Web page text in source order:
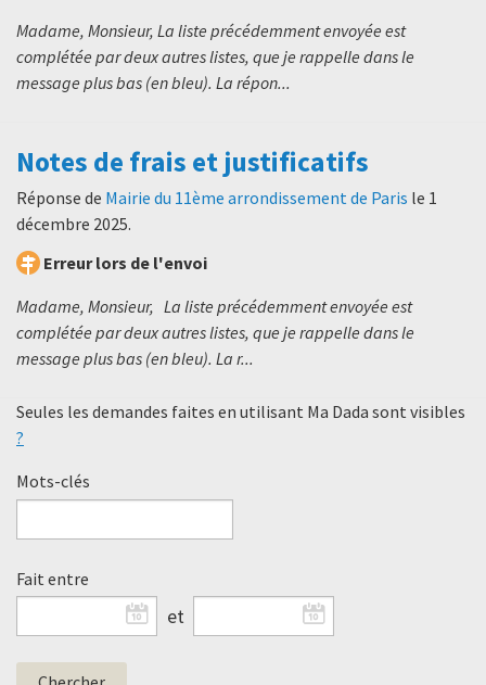
Madame, Monsieur, La liste précédemment envoyée est
complétée par deux autres listes, que je rappelle dans le
message plus bas (en bleu). La répon...
Notes de frais et justificatifs
Réponse de Mairie du 11ème arrondissement de Paris le 1
décembre 2025.
Erreur lors de l'envoi
Madame, Monsieur, La liste précédemment envoyée est
complétée par deux autres listes, que je rappelle dans le
message plus bas (en bleu). La r...
Seules les demandes faites en utilisant Ma Dada sont visibles
?
Mots-clés
Fait entre
et